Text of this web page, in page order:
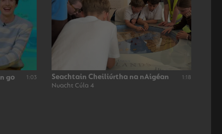
go 1:03 Seachtain Cheiliúrtha na nAigéan
Nuacht Cúla 4
1:18